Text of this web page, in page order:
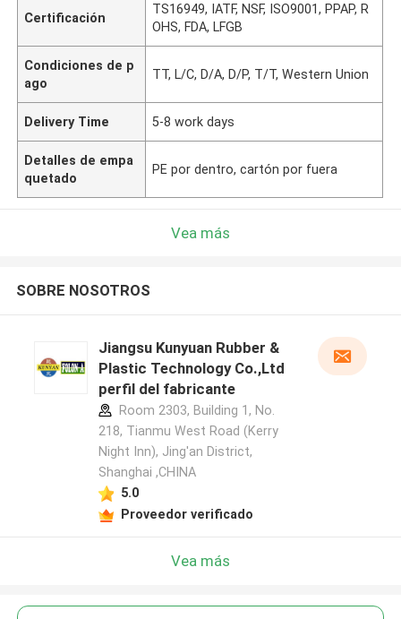
Certificación
TS16949, IATF, NSF, ISO9001, PPAP, R
OHS, FDA, LFGB
Condiciones de p
ago
TT, L/C, D/A, D/P, T/T, Western Union
Delivery Time 5-8 work days
Detalles de empa
quetado
PE por dentro, cartón por fuera
Vea más
SOBRE NOSOTROS
Jiangsu Kunyuan Rubber &
Plastic Technology Co.,Ltd
perfil del fabricante
Room 2303, Building 1, No.
218, Tianmu West Road (Kerry
Night Inn), Jing'an District,
Shanghai ,CHINA
5.0
Proveedor verificado
Vea más